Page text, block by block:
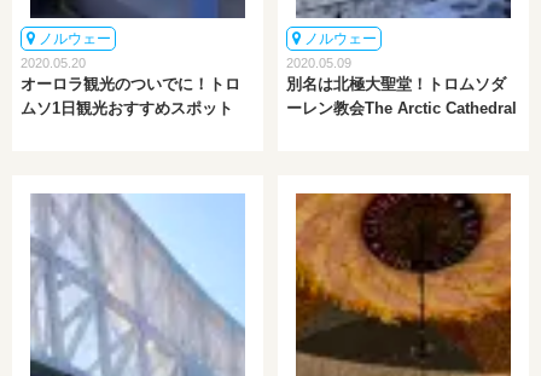
ノルウェー
2020.05.20
オーロラ観光のついでに！トロ
ムソ1日観光おすすめスポット
ノルウェー
2020.05.09
別名は北極大聖堂！トロムソダ
ーレン教会The Arctic Cathedral